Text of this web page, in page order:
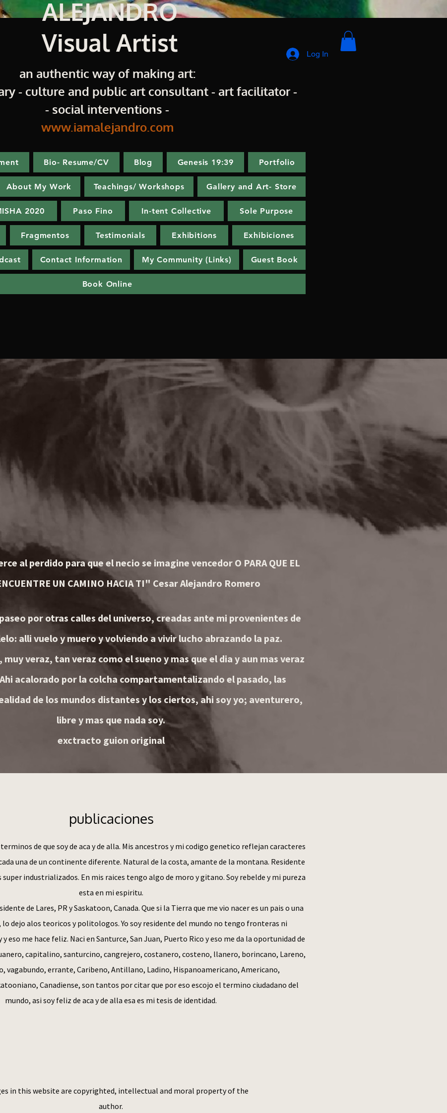
ALEJANDRO
Visual Artist
an authentic way of making art:
- culture and public art consultant - art facilitator -
- social interventions -
www.iamalejandro.com
Log In
Bio- Resume/CV Blog Genesis 19:39 Portfolio
About My Work Teachings/ Workshops Gallery and Art- Store
2020 Paso Fino In-tent Collective Sole Purpose
Fragmentos Testimonials Exhibitions Exhibiciones
Contact Information My Community (Links) Guest Book
Book Online
al perdido para que el necio se imagine vencedor O PARA QUE EL
UN CAMINO HACIA TI" Cesar Alejandro Romero
por otras calles del universo, creadas ante mi provenientes de
alli vuelo y muero y volviendo a vivir lucho abrazando la paz.
muy veraz, tan veraz como el sueno y mas que el dia y aun mas veraz
acalorado por la colcha compartamentalizando el pasado, las
de los mundos distantes y los ciertos, ahi soy yo; aventurero,
libre y mas que nada soy.
exctracto guion original
publicaciones
de que soy de aca y de alla. Mis ancestros y mi codigo genetico reflejan caracteres
una de un continente diferente. Natural de la costa, amante de la montana. Residente
super industrializados. En mis raices tengo algo de moro y gitano. Soy rebelde y mi pureza
esta en mi espiritu.
de Lares, PR y Saskatoon, Canada. Que si la Tierra que me vio nacer es un pais o una
lo dejo alos teoricos y politologos. Yo soy residente del mundo no tengo fronteras ni
y eso me hace feliz. Naci en Santurce, San Juan, Puerto Rico y eso me da la oportunidad de
capitalino, santurcino, cangrejero, costanero, costeno, llanero, borincano, Lareno,
vagabundo, errante, Caribeno, Antillano, Ladino, Hispanoamericano, Americano,
Canadiense, son tantos por citar que por eso escojo el termino ciudadano del
mundo, asi soy feliz de aca y de alla esa es mi tesis de identidad.
in this website are copyrighted, intellectual and moral property of the
author.